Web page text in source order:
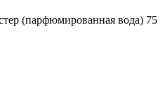
(парфюмированная вода) 75